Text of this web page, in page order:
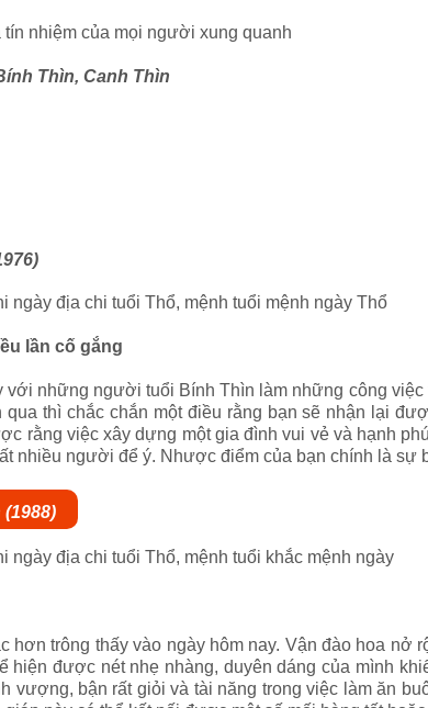
nhiệm của mọi người xung quanh
Thìn, Canh Thìn
ngày địa chi tuổi Thổ, mệnh tuổi mệnh ngày Thổ
lần cố gắng
những người tuổi Bính Thìn làm những công
thì chắc chắn một điều rằng bạn sẽ nhận lại
rằng việc xây dựng một gia đình vui vẻ và hạnh
nhiều người để ý. Nhược điểm của bạn chính là sự
ngày địa chi tuổi Thổ, mệnh tuổi khắc mệnh ngày
trông thấy vào ngày hôm nay. Vận đào hoa nở
được nét nhẹ nhàng, duyên dáng của mình
vượng, bận rất giỏi và tài năng trong việc làm ăn